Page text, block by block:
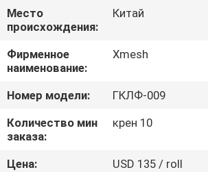
НАС
ПУТЕШЕСТВИЕ
ФАБРИКИ
ПРОВЕРКА
КАЧЕСТВА
Место
происхождения:
Китай
Фирменное
наименование:
Xmesh
Номер модели:
ГКЛФ-009
Количество мин
заказа:
крен 10
Цена:
USD 135 / roll